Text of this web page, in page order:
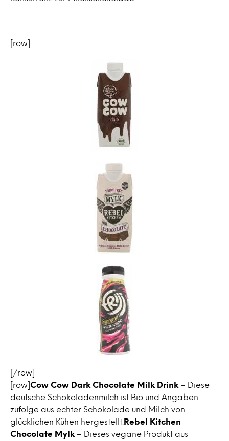
[row]
[/row]
[row] Cow Cow Dark Chocolate Milk Drink – Diese
deutsche Schokoladenmilch ist Bio und Angaben
zufolge aus echter Schokolade und Milch von
glücklichen Kühen hergestellt. Rebel Kitchen
Chocolate Mylk – Dieses vegane Produkt aus